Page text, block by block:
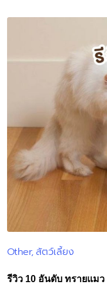
Posted
Other สัตว์เลี้ยง
รีวิว 10 อันดับ ทรายแม